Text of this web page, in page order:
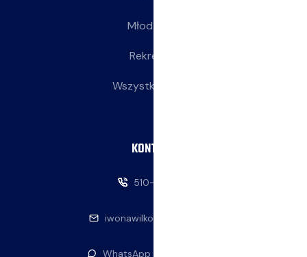
Młodziczki
Rekreacja
Wszystkie wpisy
KONTAKT
510-146-069
iwonawilkowska@interia.pl
WhatsApp — napisz do nas